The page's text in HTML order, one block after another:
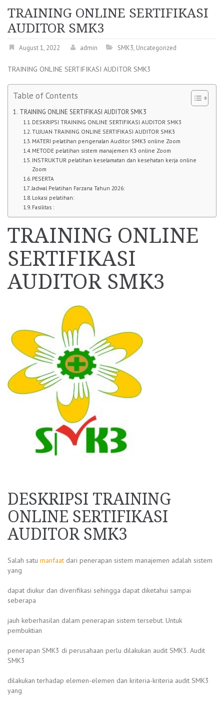
TRAINING ONLINE SERTIFIKASI
AUDITOR SMK3
August 1, 2022 admin SMK3, Uncategorized
TRAINING ONLINE SERTIFIKASI AUDITOR SMK3
Table of Contents
TRAINING ONLINE SERTIFIKASI AUDITOR SMK3
DESKRIPSI TRAINING ONLINE SERTIFIKASI AUDITOR SMK3
TUJUAN TRAINING ONLINE SERTIFIKASI AUDITOR SMK3
MATERI pelatihan pengenalan Auditor SMK3 online Zoom
METODE pelatihan sistem manajemen K3 online Zoom
INSTRUKTUR pelatihan keselamatan dan kesehatan kerja online
Zoom
PESERTA
Jadwal Pelatihan Farzana Tahun 2026:
Lokasi pelatihan:
Fasilitas :
TRAINING ONLINE
SERTIFIKASI
AUDITOR SMK3
DESKRIPSI TRAINING
ONLINE SERTIFIKASI
AUDITOR SMK3
Salah satu manfaat dari penerapan sistem manajemen adalah sistem
yang
dapat diukur dan diverifikasi sehingga dapat diketahui sampai
seberapa
jauh keberhasilan dalam penerapan sistem tersebut. Untuk
pembuktian
penerapan SMK3 di perusahaan perlu dilakukan audit SMK3. Audit
SMK3
dilakukan terhadap elemen-elemen dan kriteria-kriteria audit SMK3
yang